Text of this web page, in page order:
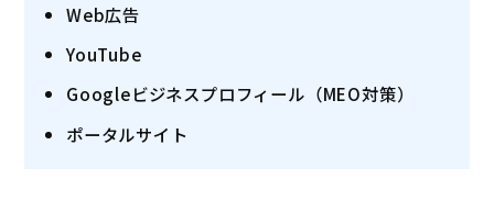
Web広告
YouTube
Googleビジネスプロフィール（MEO対策）
ポータルサイト